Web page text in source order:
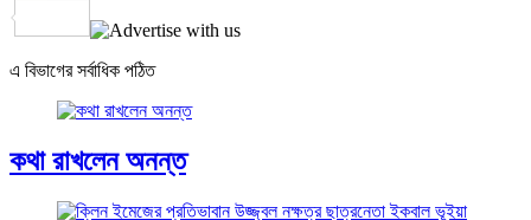
Share
এ বিভাগের সর্বাধিক পঠিত
কথা রাখলেন অনন্ত